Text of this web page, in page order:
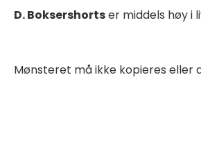
D. Boksershortser middels høy i
Mønsteret må ikke kopieres eller